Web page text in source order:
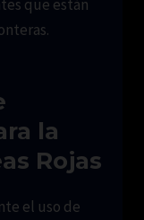
que están
la
Rojas
el uso de